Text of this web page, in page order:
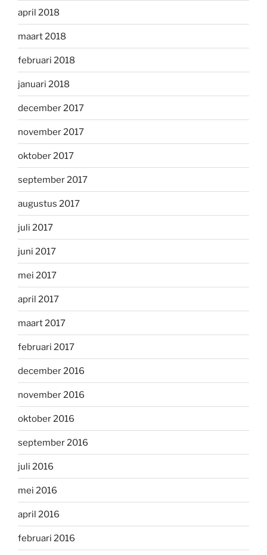
april 2018
maart 2018
februari 2018
januari 2018
december 2017
november 2017
oktober 2017
september 2017
augustus 2017
juli 2017
juni 2017
mei 2017
april 2017
maart 2017
februari 2017
december 2016
november 2016
oktober 2016
september 2016
juli 2016
mei 2016
april 2016
februari 2016